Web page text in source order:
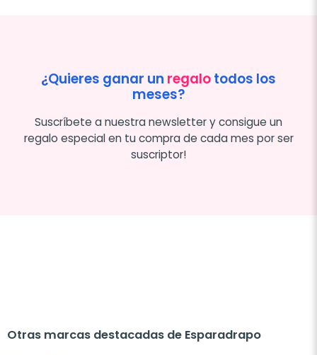
¿Quieres ganar un regalotodos los
meses?
Suscríbete a nuestra newsletter y consigue un
regalo especial en tu compra de cada mes por ser
suscriptor!
Otras marcas destacadas de Esparadrapo